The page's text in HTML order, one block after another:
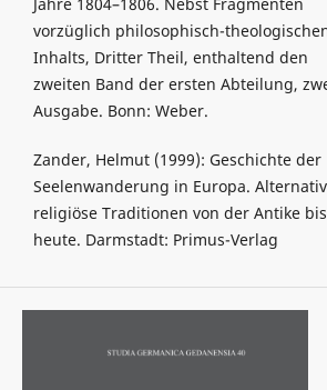
Jahre 1804–1806. Nebst Fragmenten
vorzüglich philosophisch-
Inhalts, Dritter Theil, enthaltend den
zweiten Band der ersten Abteilung,
Ausgabe. Bonn: Weber.
Zander, Helmut (1999): Geschichte der
Seelenwanderung in Europa.
religiöse Traditionen von der Antike bis
heute. Darmstadt: Primus-Verlag